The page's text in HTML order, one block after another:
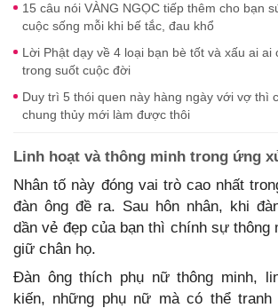
15 câu nói VÀNG NGỌC tiếp thêm cho bạn
cuộc sống mỗi khi bế tắc, đau khổ
Lời Phật dạy về 4 loại bạn bè tốt và xấu ai ai
trong suốt cuộc đời
Duy trì 5 thói quen này hàng ngày với vợ thì
chung thủy mới làm được thôi
Linh hoạt và thông minh trong ứng
Nhân tố này đóng vai trò cao nhất
đàn ông đề ra. Sau hôn nhân, khi
dần vẻ đẹp của bạn thì chính sự thông
giữ chân họ.
Đàn ông thích phụ nữ thông minh,
kiến, những phụ nữ mà có thể